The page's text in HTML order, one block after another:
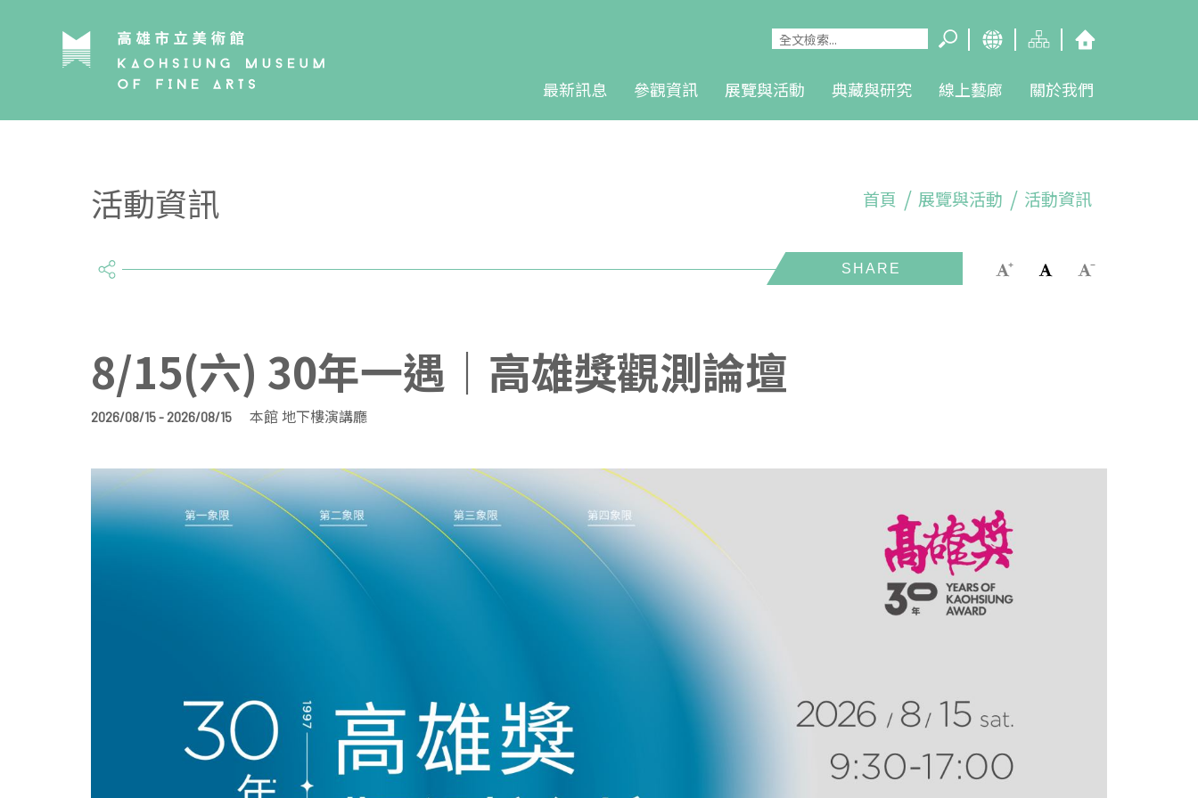
最新訊息 參觀資訊 展覽與活動 典藏與研究 線上藝廊 關於我們
活動資訊 首頁 展覽與活動 活動資訊
share
8/15(六) 30年一遇｜高雄獎觀測論壇
2026/08/15 - 2026/08/15 本館 地下樓演講廳